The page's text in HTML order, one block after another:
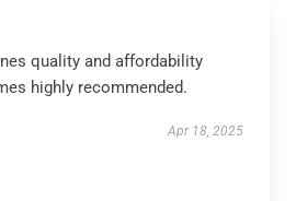
quality and affordability
highly recommended.
Apr 18, 2025